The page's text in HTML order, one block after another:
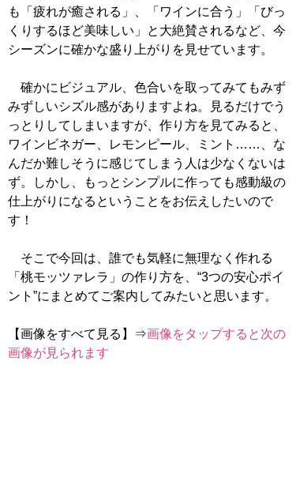
も「疲れが癒される」、「ワインに合う」「びっ
くりするほど美味しい」と大絶賛されるなど、今
シーズンに確かな盛り上がりを見せています。
確かにビジュアル、色合いを取ってみてもみず
みずしいシズル感がありますよね。見るだけでう
っとりしてしまいますが、作り方を見てみると、
ワインビネガー、レモンピール、ミント……、な
んだか難しそうに感じてしまう人は少なくないは
ず。しかし、もっとシンプルに作っても感動級の
仕上がりになるということをお伝えしたいので
す！
そこで今回は、誰でも気軽に無理なく作れる
「桃モッツァレラ」の作り方を、“3つの安心ポイ
ント”にまとめてご案内してみたいと思います。
【画像をすべて見る】⇒画像をタップすると次の
画像が見られます